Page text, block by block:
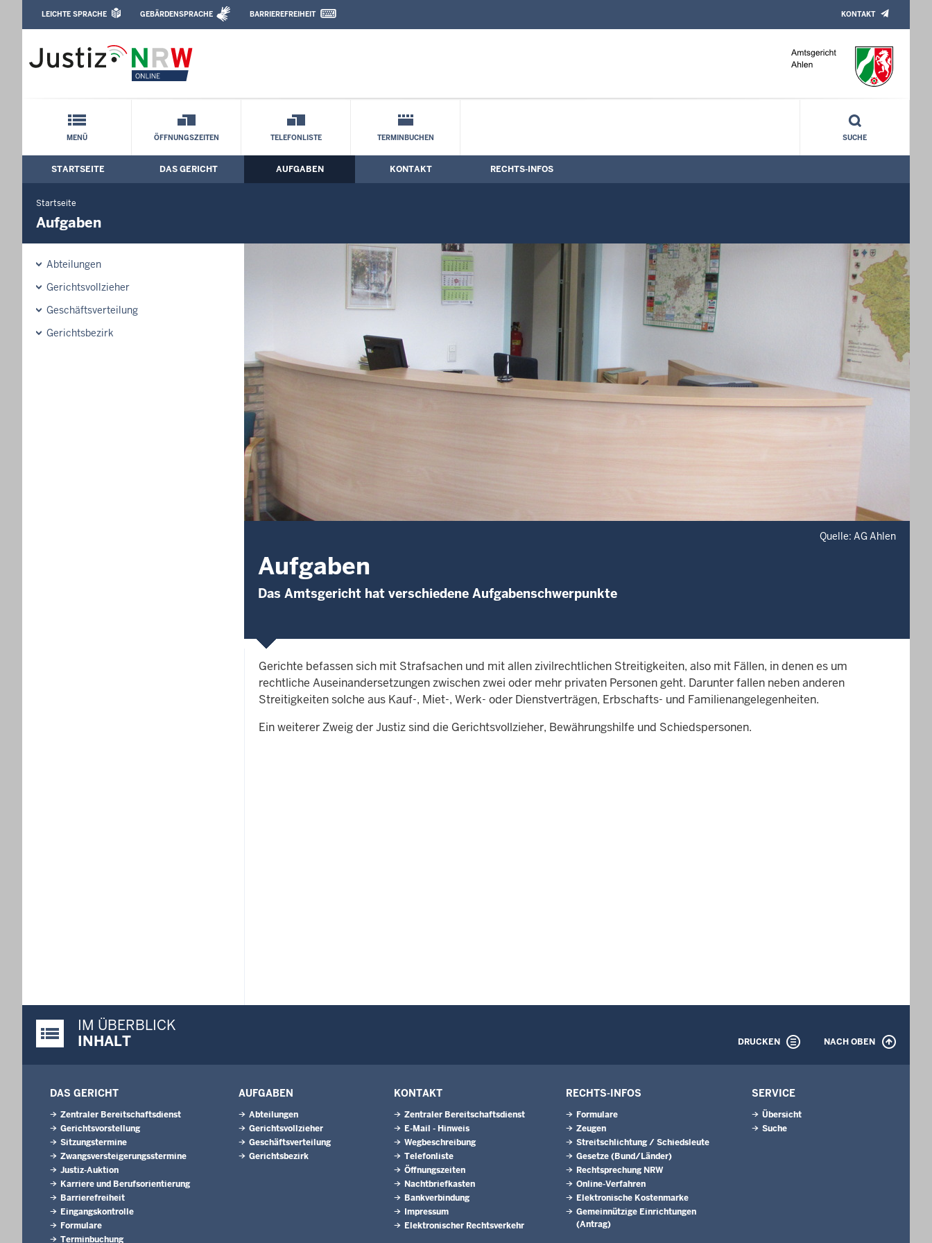
Amtsgericht Ahlen: Aufgaben
Leichte Sprache, Gebärdensprachenvideo und Kontaktformular
LEICHTE SPRACHE GEBÄRDENSPRACHE BARRIEREFREIHEIT KONTAKT
Schnellnavigation mit Volltext-Suche
MENÜ ÖFFNUNGSZEITEN TELEFONLISTE TERMINBUCHEN SUCHE
Hauptmenü: Hauptnavigation
STARTSEITE DAS GERICHT AUFGABEN KONTAKT RECHTS-INFOS
Startseite
Aufgaben
Abteilungen
Gerichtsvollzieher
Geschäftsverteilung
Gerichtsbezirk
Quelle: AG Ahlen
Aufgaben
Das Amtsgericht hat verschiedene Aufgabenschwerpunkte
Gerichte befassen sich mit Strafsachen und mit allen zivilrechtlichen Streitigkeiten, also mit Fällen, in denen es um
rechtliche Auseinandersetzungen zwischen zwei oder mehr privaten Personen geht. Darunter fallen neben anderen
Streitigkeiten solche aus Kauf-, Miet-, Werk- oder Dienstverträgen, Erbschafts- und Familienangelegenheiten.
Ein weiterer Zweig der Justiz sind die Gerichtsvollzieher, Bewährungshilfe und Schiedspersonen.
Justiz-Portal im Überblick:
IM ÜBERBLICK
INHALT
DRUCKEN NACH OBEN
DAS GERICHT
Zentraler Bereitschaftsdienst
Gerichtsvorstellung
Sitzungstermine
Zwangsversteigerungsstermine
Justiz-Auktion
Karriere und Berufsorientierung
Barrierefreiheit
Eingangskontrolle
Formulare
Terminbuchung
AUFGABEN
Abteilungen
Gerichtsvollzieher
Geschäftsverteilung
Gerichtsbezirk
KONTAKT
Zentraler Bereitschaftsdienst
E-Mail - Hinweis
Wegbeschreibung
Telefonliste
Öffnungszeiten
Nachtbriefkasten
Bankverbindung
Impressum
Elektronischer Rechtsverkehr
RECHTS-INFOS
Formulare
Zeugen
Streitschlichtung / Schiedsleute
Gesetze (Bund/Länder)
Rechtsprechung NRW
Online-Verfahren
Elektronische Kostenmarke
Gemeinnützige Einrichtungen
(Antrag)
SERVICE
Übersicht
Suche